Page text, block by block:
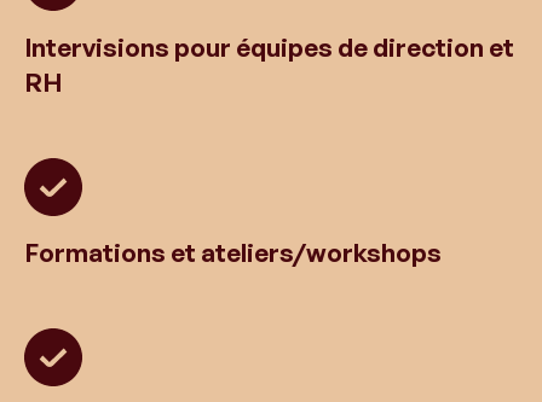
Intervisions pour équipes de direction et
RH
Formations et ateliers/workshops